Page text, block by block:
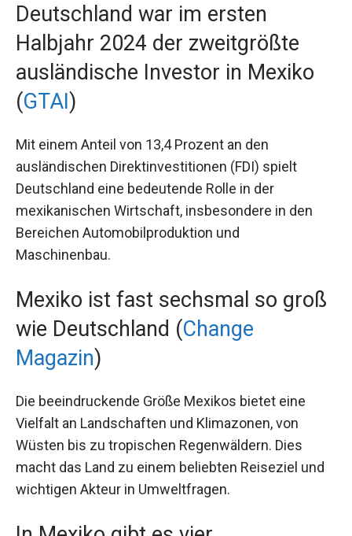
Deutschland war im ersten
Halbjahr 2024 der zweitgrößte
ausländische Investor in Mexiko
(GTAI)
Mit einem Anteil von 13,4 Prozent an den
ausländischen Direktinvestitionen (FDI) spielt
Deutschland eine bedeutende Rolle in der
mexikanischen Wirtschaft, insbesondere in den
Bereichen Automobilproduktion und
Maschinenbau.
Mexiko ist fast sechsmal so groß
wie Deutschland (Change
Magazin)
Die beeindruckende Größe Mexikos bietet eine
Vielfalt an Landschaften und Klimazonen, von
Wüsten bis zu tropischen Regenwäldern. Dies
macht das Land zu einem beliebten Reiseziel und
wichtigen Akteur in Umweltfragen.